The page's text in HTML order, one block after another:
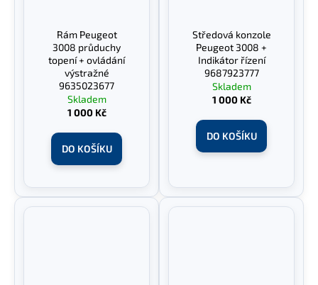
Rám Peugeot
3008 průduchy
topení + ovládání
výstražné
9635023677
Skladem
1 000 Kč
DO KOŠÍKU
Středová konzole
Peugeot 3008 +
Indikátor řízení
9687923777
Skladem
1 000 Kč
DO KOŠÍKU